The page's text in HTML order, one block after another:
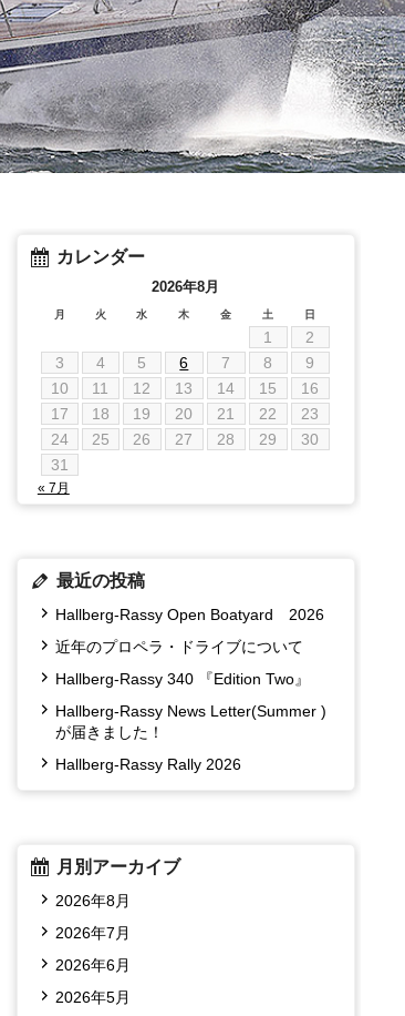
カレンダー
2026年8月
月 火 水 木 金 土 日
1
2
3
4 5 6 7 8
9
10
11 12 13 14 15
16
17
18 19 20 21 22
23
24
25 26 27 28 29
30
31
« 7月
最近の投稿
Hallberg-Rassy Open Boatyard 2026
近年のプロペラ・ドライブについて
Hallberg-Rassy 340 『Edition Two』
Hallberg-Rassy News Letter(Summer )
が届きました！
Hallberg-Rassy Rally 2026
月別アーカイブ
2026年8月
2026年7月
2026年6月
2026年5月